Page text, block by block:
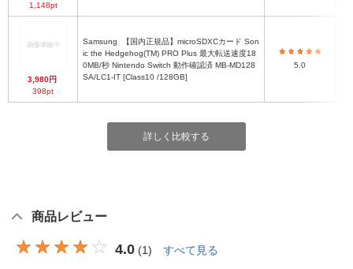
1,148pt
3,980円
398pt
Samsung
ic the Hedgehog(TM) PRO Plus 最大転送速度18
0MB/秒 Nintendo Switch 動作確認済 MB-MD128
SA/LC1-IT [Class10 /128GB]
5.0
詳しく比較する
商品レビュー
4.0 (1) すべて見る